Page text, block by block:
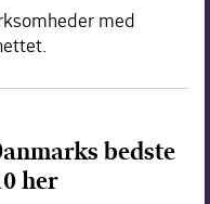
med
bedste
her